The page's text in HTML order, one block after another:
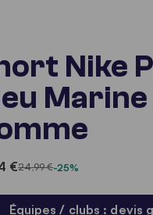
Nike
€24,99 €-25%
Équipes / clubs : devis